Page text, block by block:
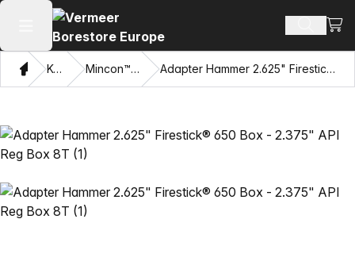
Odpri glavni meni Iskanje
Doma
Katalog Mincon™ HDD kladiva Adapter Hammer 2.625" Firestick® 650 Box - 2.375" API Reg Box 8T